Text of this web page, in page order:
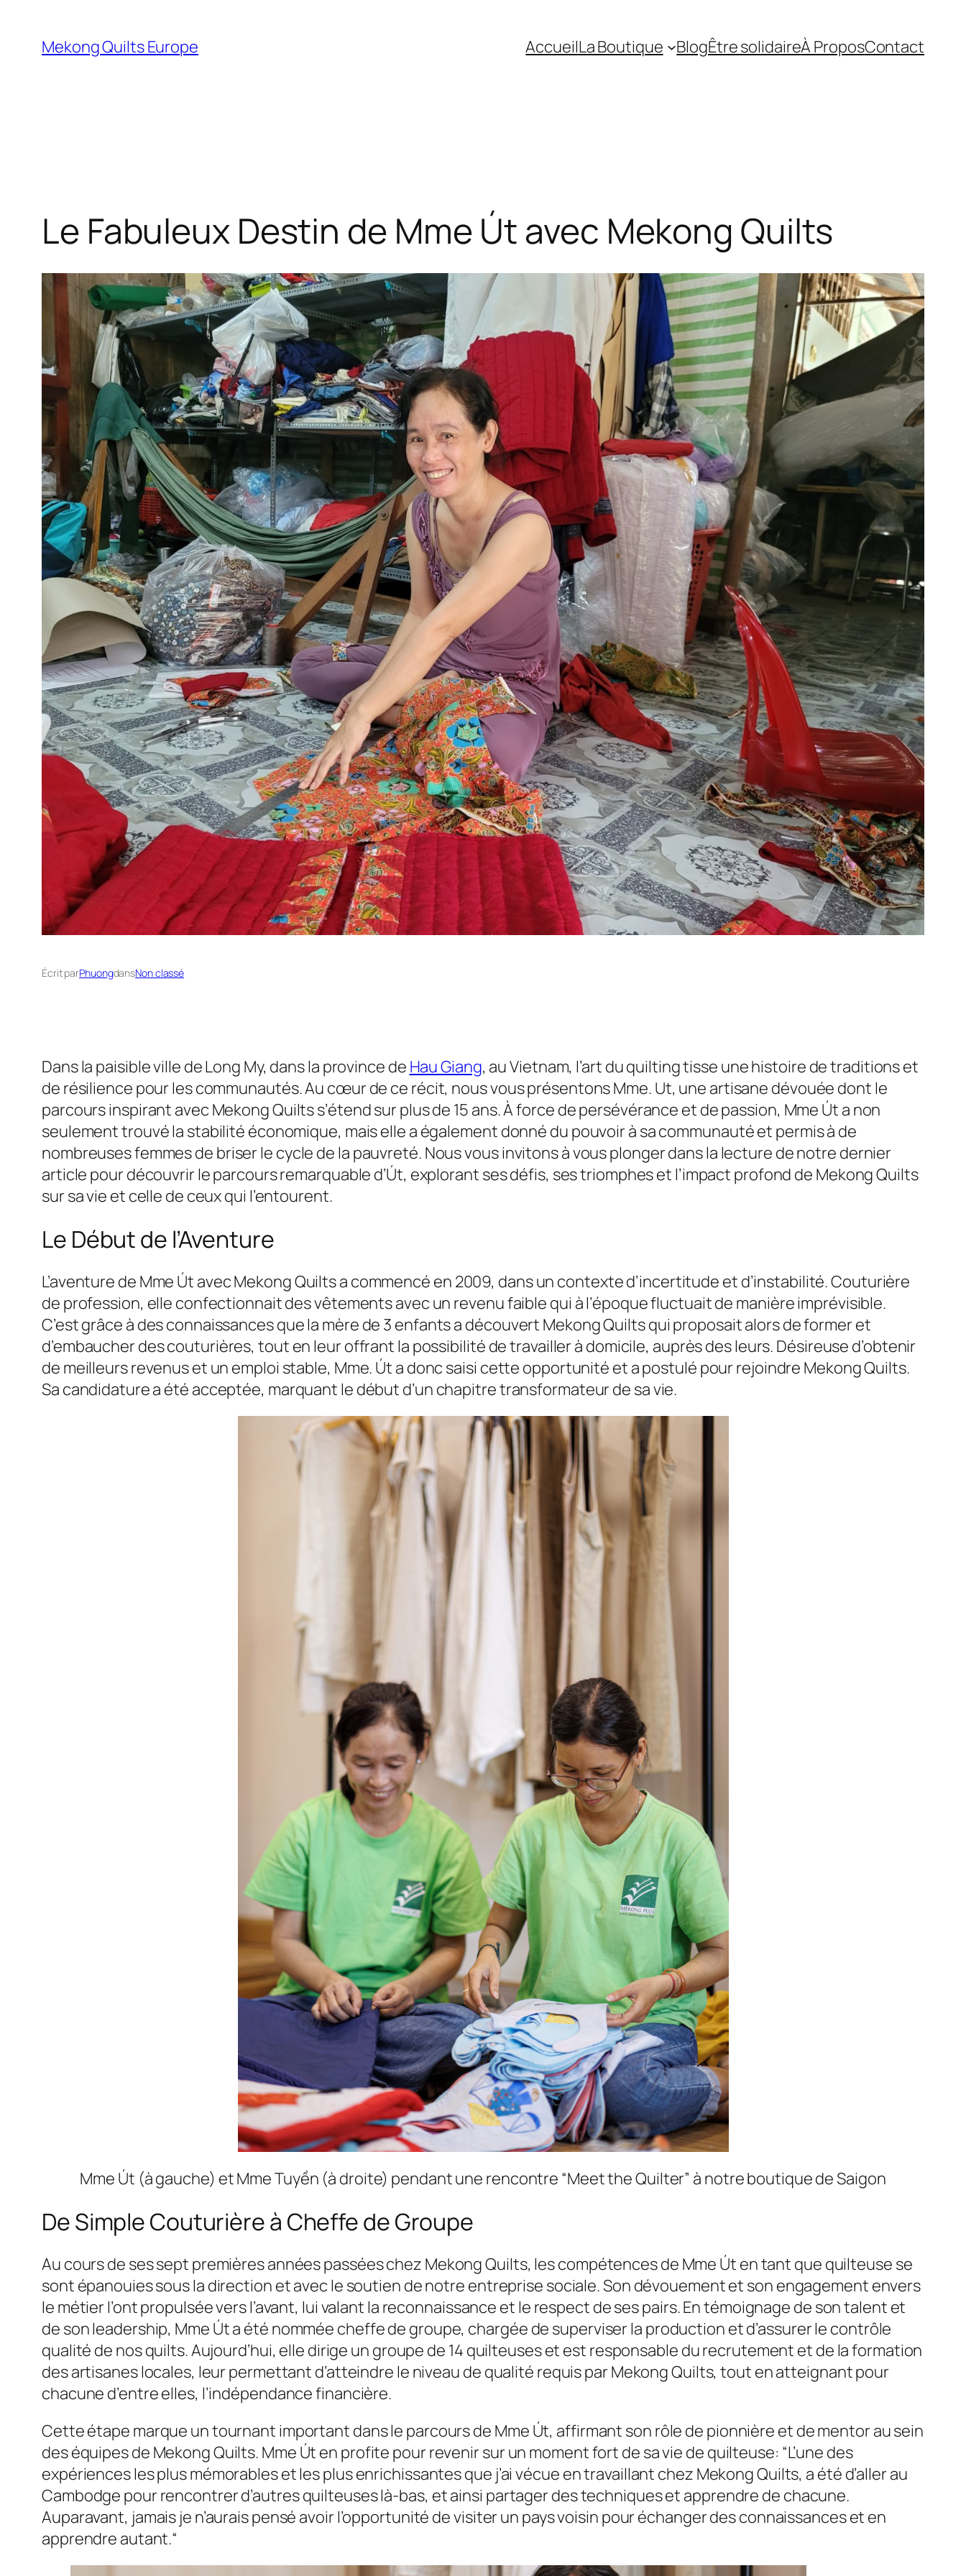
contenu
Mekong Quilts Europe AccueilLa Boutique BlogÊtre solidaireÀ ProposContact
Le Fabuleux Destin de Mme Út avec Mekong Quilts
Écrit parPhuongdansNon classé
Dans la paisible ville de Long My, dans la province de Hau Giang, au Vietnam, l’art du quilting tisse une histoire de traditions et
de résilience pour les communautés. Au cœur de ce récit, nous vous présentons Mme. Ut, une artisane dévouée dont le
parcours inspirant avec Mekong Quilts s’étend sur plus de 15 ans. À force de persévérance et de passion, Mme Út a non
seulement trouvé la stabilité économique, mais elle a également donné du pouvoir à sa communauté et permis à de
nombreuses femmes de briser le cycle de la pauvreté. Nous vous invitons à vous plonger dans la lecture de notre dernier
article pour découvrir le parcours remarquable d’Út, explorant ses défis, ses triomphes et l’impact profond de Mekong Quilts
sur sa vie et celle de ceux qui l’entourent.
Le Début de l’Aventure
L’aventure de Mme Út avec Mekong Quilts a commencé en 2009, dans un contexte d’incertitude et d’instabilité. Couturière
de profession, elle confectionnait des vêtements avec un revenu faible qui à l’époque fluctuait de manière imprévisible.
C’est grâce à des connaissances que la mère de 3 enfants a découvert Mekong Quilts qui proposait alors de former et
d’embaucher des couturières, tout en leur offrant la possibilité de travailler à domicile, auprès des leurs. Désireuse d’obtenir
de meilleurs revenus et un emploi stable, Mme. Út a donc saisi cette opportunité et a postulé pour rejoindre Mekong Quilts.
Sa candidature a été acceptée, marquant le début d’un chapitre transformateur de sa vie.
Mme Út (à gauche) et Mme Tuyền (à droite) pendant une rencontre “Meet the Quilter” à notre boutique de Saigon
De Simple Couturière à Cheffe de Groupe
Au cours de ses sept premières années passées chez Mekong Quilts, les compétences de Mme Út en tant que quilteuse se
sont épanouies sous la direction et avec le soutien de notre entreprise sociale. Son dévouement et son engagement envers
le métier l’ont propulsée vers l’avant, lui valant la reconnaissance et le respect de ses pairs. En témoignage de son talent et
de son leadership, Mme Út a été nommée cheffe de groupe, chargée de superviser la production et d’assurer le contrôle
qualité de nos quilts. Aujourd’hui, elle dirige un groupe de 14 quilteuses et est responsable du recrutement et de la formation
des artisanes locales, leur permettant d’atteindre le niveau de qualité requis par Mekong Quilts, tout en atteignant pour
chacune d’entre elles, l’indépendance financière.
Cette étape marque un tournant important dans le parcours de Mme Út, affirmant son rôle de pionnière et de mentor au sein
des équipes de Mekong Quilts. Mme Út en profite pour revenir sur un moment fort de sa vie de quilteuse: “L’une des
expériences les plus mémorables et les plus enrichissantes que j’ai vécue en travaillant chez Mekong Quilts, a été d’aller au
Cambodge pour rencontrer d’autres quilteuses là-bas, et ainsi partager des techniques et apprendre de chacune.
Auparavant, jamais je n’aurais pensé avoir l’opportunité de visiter un pays voisin pour échanger des connaissances et en
apprendre autant.“